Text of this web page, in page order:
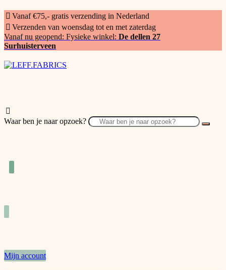
Vanaf €75,- gratis verzending in Nederland
Verzenden van woensdag tot en met zaterdag
Vanaf nu geopend: Fysieke winkel: De dellen 27
Surhuisterveen
Waar ben je naar opzoek?
Mijn account